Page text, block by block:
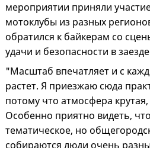
мероприятии приняли
мотоклубы из разных
обратился к байкерам со
удачи и безопасности в
"Масштаб впечатляет и с
растет. Я приезжаю сюда
потому что атмосфера
Особенно приятно видеть,
тематическое, но
собираются люди очень